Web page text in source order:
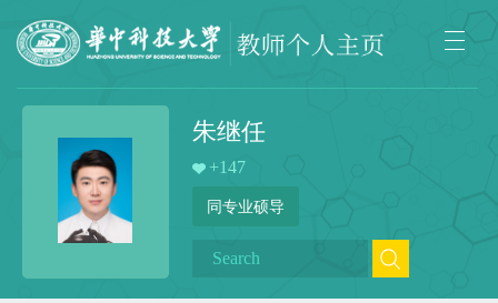
朱继任
+147
同专业硕导